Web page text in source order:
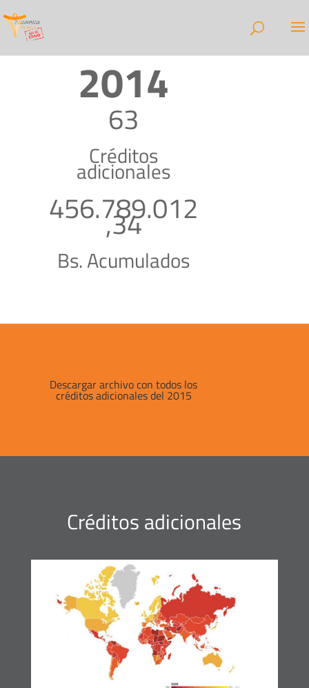
2014
63
Créditos
adicionales
456.789.012
,34
Bs. Acumulados
Descargar archivo con todos los
créditos adicionales del 2015
Créditos adicionales